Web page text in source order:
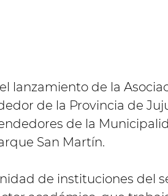
lanzamiento de la
de la Provincia de
de la
San Martín.
de instituciones del